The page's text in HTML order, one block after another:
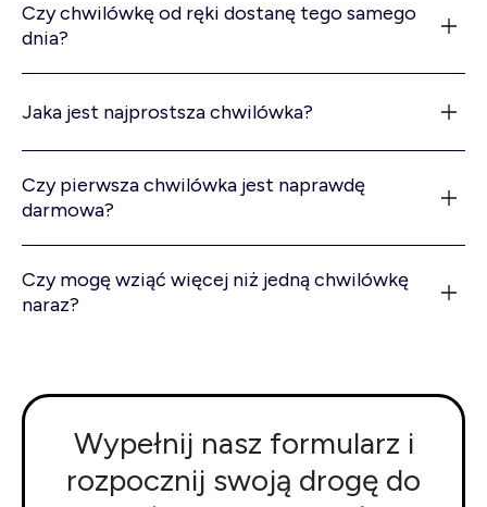
Czy chwilówkę od ręki dostanę tego samego
dnia?
Jaka jest najprostsza chwilówka?
Czy pierwsza chwilówka jest naprawdę
darmowa?
Czy mogę wziąć więcej niż jedną chwilówkę
naraz?
Wypełnij nasz formularz i
rozpocznij swoją drogę do